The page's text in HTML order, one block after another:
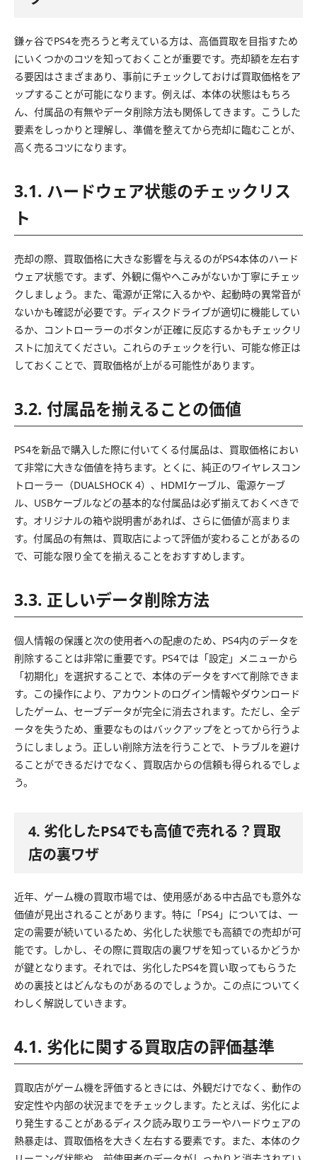
鎌ヶ谷でPS4を売ろうと考えている方は、高価買取を目指すため
にいくつかのコツを知っておくことが重要です。売却額を左右す
る要因はさまざまあり、事前にチェックしておけば買取価格をア
ップすることが可能になります。例えば、本体の状態はもちろ
ん、付属品の有無やデータ削除方法も関係してきます。こうした
要素をしっかりと理解し、準備を整えてから売却に臨むことが、
高く売るコツになります。
3.1. ハードウェア状態のチェックリス
ト
売却の際、買取価格に大きな影響を与えるのがPS4本体のハード
ウェア状態です。まず、外観に傷やへこみがないか丁寧にチェッ
クしましょう。また、電源が正常に入るかや、起動時の異常音が
ないかも確認が必要です。ディスクドライブが適切に機能してい
るか、コントローラーのボタンが正確に反応するかもチェックリ
ストに加えてください。これらのチェックを行い、可能な修正は
しておくことで、買取価格が上がる可能性があります。
3.2. 付属品を揃えることの価値
PS4を新品で購入した際に付いてくる付属品は、買取価格におい
て非常に大きな価値を持ちます。とくに、純正のワイヤレスコン
トローラー（DUALSHOCK 4）、HDMIケーブル、電源ケーブ
ル、USBケーブルなどの基本的な付属品は必ず揃えておくべきで
す。オリジナルの箱や説明書があれば、さらに価値が高まりま
す。付属品の有無は、買取店によって評価が変わることがあるの
で、可能な限り全てを揃えることをおすすめします。
3.3. 正しいデータ削除方法
個人情報の保護と次の使用者への配慮のため、PS4内のデータを
削除することは非常に重要です。PS4では「設定」メニューから
「初期化」を選択することで、本体のデータをすべて削除できま
す。この操作により、アカウントのログイン情報やダウンロード
したゲーム、セーブデータが完全に消去されます。ただし、全デ
ータを失うため、重要なものはバックアップをとってから行うよ
うにしましょう。正しい削除方法を行うことで、トラブルを避け
ることができるだけでなく、買取店からの信頼も得られるでしょ
う。
4. 劣化したPS4でも高値で売れる？買取
店の裏ワザ
近年、ゲーム機の買取市場では、使用感がある中古品でも意外な
価値が見出されることがあります。特に「PS4」については、一
定の需要が続いているため、劣化した状態でも高額での売却が可
能です。しかし、その際に買取店の裏ワザを知っているかどうか
が鍵となります。それでは、劣化したPS4を買い取ってもらうた
めの裏技とはどんなものがあるのでしょうか。この点についてく
わしく解説していきます。
4.1. 劣化に関する買取店の評価基準
買取店がゲーム機を評価するときには、外観だけでなく、動作の
安定性や内部の状況までをチェックします。たとえば、劣化によ
り発生することがあるディスク読み取りエラーやハードウェアの
熱暴走は、買取価格を大きく左右する要素です。また、本体のク